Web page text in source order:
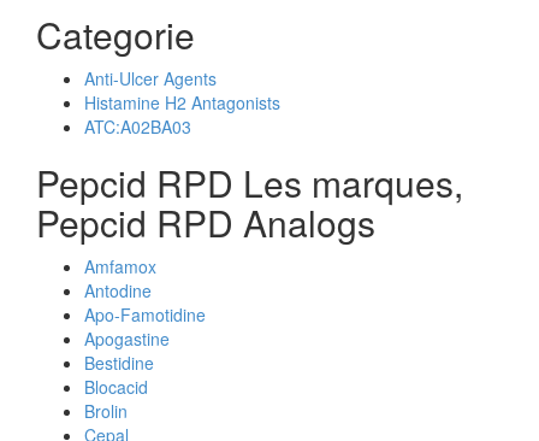
Categorie
Anti-Ulcer Agents
Histamine H2 Antagonists
ATC:A02BA03
Pepcid RPD Les marques,
Pepcid RPD Analogs
Amfamox
Antodine
Apo-Famotidine
Apogastine
Bestidine
Blocacid
Brolin
Cepal